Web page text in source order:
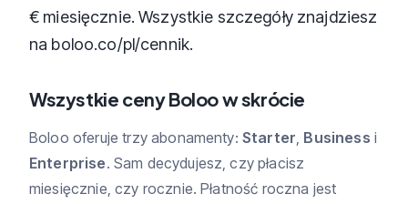
€ miesięcznie. Wszystkie szczegóły znajdziesz
na boloo.co/pl/cennik.
Wszystkie ceny Boloo w skrócie
Boloo oferuje trzy abonamenty: Starter, Business i
Enterprise. Sam decydujesz, czy płacisz
miesięcznie, czy rocznie. Płatność roczna jest